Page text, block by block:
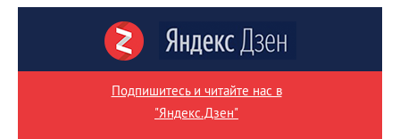
Подпишитесь и читайте нас в
"Яндекс.Дзен"